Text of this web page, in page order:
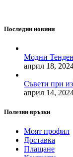
Последни новини
Модни
април 18,
Съвети при
април 14,
Полезни връзки
Моят профил
Доставка
Плащане